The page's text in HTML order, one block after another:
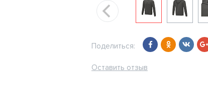
Поделиться:
Оставить отзыв